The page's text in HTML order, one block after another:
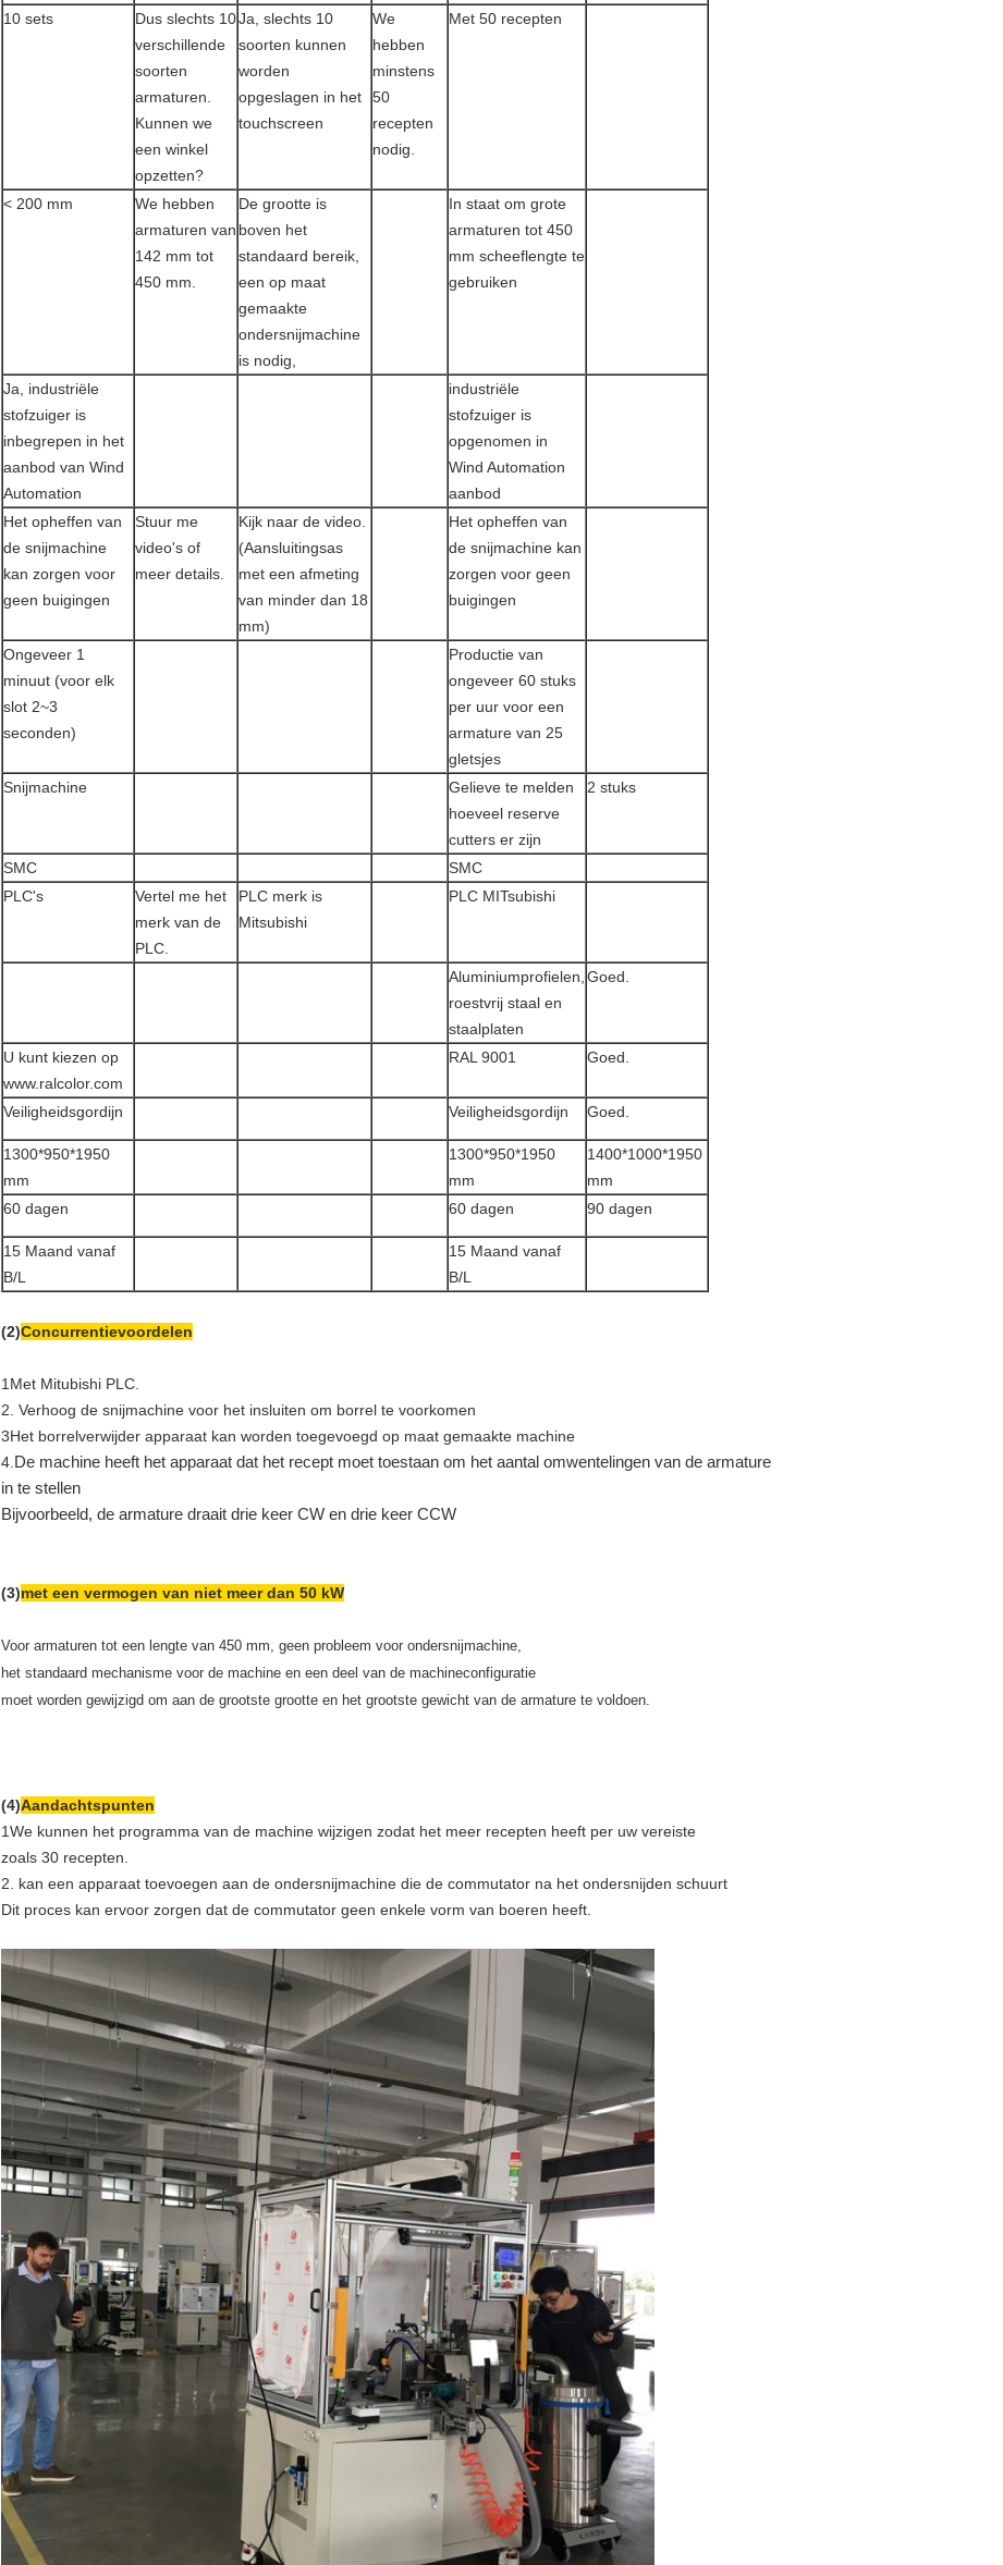
10 sets
Dus slechts 10
verschillende
soorten
armaturen.
Kunnen we
een winkel
opzetten?
Ja, slechts 10
soorten kunnen
worden
opgeslagen in het
touchscreen
We
hebben
minstens
50
recepten
nodig.
Met 50 recepten
< 200 mm
We hebben
armaturen van
142 mm tot
450 mm.
De grootte is
boven het
standaard bereik,
een op maat
gemaakte
ondersnijmachine
is nodig,
In staat om grote
armaturen tot 450
mm scheeflengte te
gebruiken
Ja, industriële
stofzuiger is
inbegrepen in het
aanbod van Wind
Automation
industriële
stofzuiger is
opgenomen in
Wind Automation
aanbod
Het opheffen van
de snijmachine
kan zorgen voor
geen buigingen
Stuur me
video's of
meer details.
Kijk naar de video.
(Aansluitingsas
met een afmeting
van minder dan 18
mm)
Het opheffen van
de snijmachine kan
zorgen voor geen
buigingen
Ongeveer 1
minuut (voor elk
slot 2~3
seconden)
Productie van
ongeveer 60 stuks
per uur voor een
armature van 25
gletsjes
Snijmachine
Gelieve te melden
hoeveel reserve
cutters er zijn
2 stuks
SMC
SMC
PLC's
Vertel me het
merk van de
PLC.
PLC merk is
Mitsubishi
PLC MITsubishi
Aluminiumprofielen,
roestvrij staal en
staalplaten
Goed.
U kunt kiezen op
www.ralcolor.com
RAL 9001 Goed.
Veiligheidsgordijn Veiligheidsgordijn Goed.
1300*950*1950
mm
1300*950*1950
mm
1400*1000*1950
mm
60 dagen
60 dagen 90 dagen
15 Maand vanaf
B/L
15 Maand vanaf
B/L
(2)Concurrentievoordelen
1Met Mitubishi PLC.
2. Verhoog de snijmachine voor het insluiten om borrel te voorkomen
3Het borrelverwijder apparaat kan worden toegevoegd op maat gemaakte machine
4. De machine heeft het apparaat dat het recept moet toestaan om het aantal omwentelingen van de armature
in te stellen
Bijvoorbeeld, de armature draait drie keer CW en drie keer CCW
(3)met een vermogen van niet meer dan 50 kW
Voor armaturen tot een lengte van 450 mm, geen probleem voor ondersnijmachine,
het standaard mechanisme voor de machine en een deel van de machineconfiguratie
moet worden gewijzigd om aan de grootste grootte en het grootste gewicht van de armature te voldoen.
(4)Aandachtspunten
1We kunnen het programma van de machine wijzigen zodat het meer recepten heeft per uw vereiste
zoals 30 recepten.
2. kan een apparaat toevoegen aan de ondersnijmachine die de commutator na het ondersnijden schuurt
Dit proces kan ervoor zorgen dat de commutator geen enkele vorm van boeren heeft.